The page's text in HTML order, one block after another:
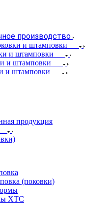
производство
и штамповки
и штамповки
и штамповки
и штамповки
продукция
(поковки)
ХТС